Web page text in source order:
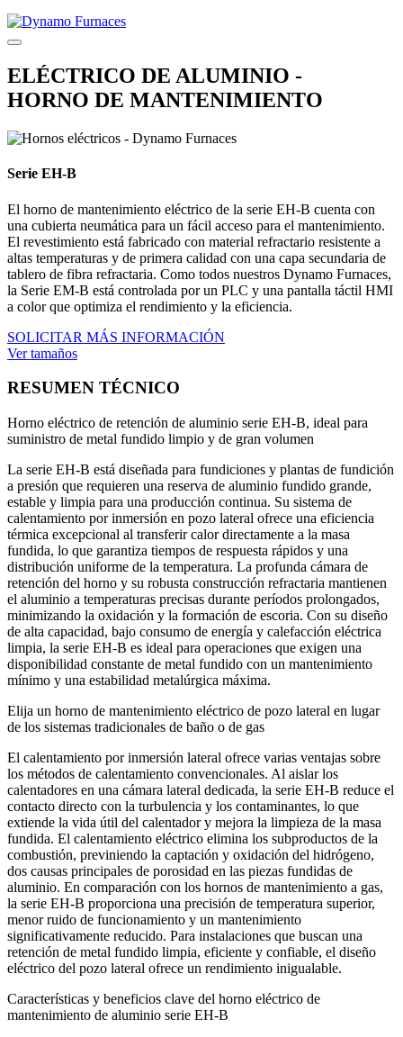
ELÉCTRICO DE ALUMINIO -
HORNO DE MANTENIMIENTO
Serie EH-B
El horno de mantenimiento eléctrico de la serie EH-B cuenta con
una cubierta neumática para un fácil acceso para el mantenimiento.
El revestimiento está fabricado con material refractario resistente a
altas temperaturas y de primera calidad con una capa secundaria de
tablero de fibra refractaria. Como todos nuestros Dynamo Furnaces,
la Serie EM-B está controlada por un PLC y una pantalla táctil HMI
a color que optimiza el rendimiento y la eficiencia.
SOLICITAR MÁS INFORMACIÓN
Ver tamaños
RESUMEN TÉCNICO
Horno eléctrico de retención de aluminio serie EH‑B, ideal para
suministro de metal fundido limpio y de gran volumen
La serie EH‑B está diseñada para fundiciones y plantas de fundición
a presión que requieren una reserva de aluminio fundido grande,
estable y limpia para una producción continua. Su sistema de
calentamiento por inmersión en pozo lateral ofrece una eficiencia
térmica excepcional al transferir calor directamente a la masa
fundida, lo que garantiza tiempos de respuesta rápidos y una
distribución uniforme de la temperatura. La profunda cámara de
retención del horno y su robusta construcción refractaria mantienen
el aluminio a temperaturas precisas durante períodos prolongados,
minimizando la oxidación y la formación de escoria. Con su diseño
de alta capacidad, bajo consumo de energía y calefacción eléctrica
limpia, la serie EH-B es ideal para operaciones que exigen una
disponibilidad constante de metal fundido con un mantenimiento
mínimo y una estabilidad metalúrgica máxima.
Elija un horno de mantenimiento eléctrico de pozo lateral en lugar
de los sistemas tradicionales de baño o de gas
El calentamiento por inmersión lateral ofrece varias ventajas sobre
los métodos de calentamiento convencionales. Al aislar los
calentadores en una cámara lateral dedicada, la serie EH-B reduce el
contacto directo con la turbulencia y los contaminantes, lo que
extiende la vida útil del calentador y mejora la limpieza de la masa
fundida. El calentamiento eléctrico elimina los subproductos de la
combustión, previniendo la captación y oxidación del hidrógeno,
dos causas principales de porosidad en las piezas fundidas de
aluminio. En comparación con los hornos de mantenimiento a gas,
la serie EH-B proporciona una precisión de temperatura superior,
menor ruido de funcionamiento y un mantenimiento
significativamente reducido. Para instalaciones que buscan una
retención de metal fundido limpia, eficiente y confiable, el diseño
eléctrico del pozo lateral ofrece un rendimiento inigualable.
Características y beneficios clave del horno eléctrico de
mantenimiento de aluminio serie EH‑B